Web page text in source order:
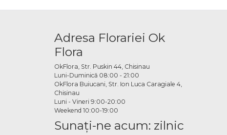
Adresa Florariei Ok
Flora
OkFlora, Str. Puskin 44, Chisinau
Luni-Duminică 08:00 - 21:00
OkFlora Buiucani, Str. Ion Luca Caragiale 4,
Chisinau
Luni - Vineri 9:00-20:00
Weekend 10:00-19:00
Sunaţi-ne acum: zilnic